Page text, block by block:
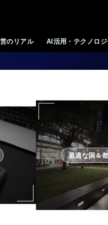
のリアル AI活用・テクノロジ
最適な国＆